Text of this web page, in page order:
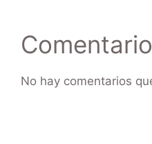
No hay comentarios